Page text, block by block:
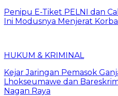
Penipu E-Tiket PELNI dan
Ini Modusnya Menjerat
HUKUM & KRIMINAL
Kejar Jaringan Pemasok
Lhokseumawe dan
Nagan Raya